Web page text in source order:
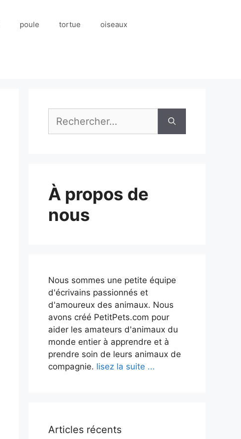
poule tortue oiseaux
À propos de
nous
Nous sommes une petite équipe
d'écrivains passionnés et
d'amoureux des animaux. Nous
avons créé PetitPets.com pour
aider les amateurs d'animaux du
monde entier à apprendre et à
prendre soin de leurs animaux de
compagnie. lisez la suite ...
Articles récents